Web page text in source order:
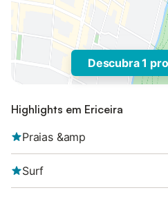
Descubra 1
Highlights em Ericeira
Praias &amp
Surf